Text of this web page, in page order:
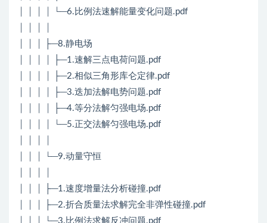
│ │ │ │ └─6.比例法速解能量变化问题.pdf
│ │ │ ├─8.静电场
│ │ │ │ ├─1.速解三点电荷问题.pdf
│ │ │ │ ├─2.相似三角形库仑定律.pdf
│ │ │ │ ├─3.迭加法解电势问题.pdf
│ │ │ │ ├─4.等分法解匀强电场.pdf
│ │ │ │ └─5.正交法解匀强电场.pdf
│ │ │ └─9.动量守恒
│ │ │ ├─1.速度增量法分析碰撞.pdf
│ │ │ ├─2.折合质量法求解完全非弹性碰撞.pdf
│ │ │ └─3.比例法求解反冲问题.pdf